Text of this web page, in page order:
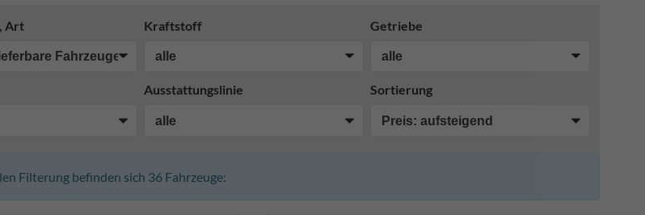
Art Kraftstoff Getriebe
Ausstattungslinie Sortierung
Filterung befinden sich 36Fahrzeuge: